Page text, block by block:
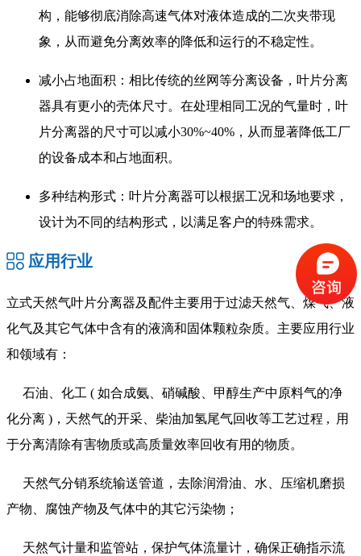
构，能够彻底消除高速气体对液体造成的二次夹带现
象，从而避免分离效率的降低和运行的不稳定性。
减小占地面积：相比传统的丝网等分离设备，叶片分离
器具有更小的壳体尺寸。在处理相同工况的气量时，叶
片分离器的尺寸可以减小30%~40%，从而显著降低工厂
的设备成本和占地面积。
多种结构形式：叶片分离器可以根据工况和场地要求，
设计为不同的结构形式，以满足客户的特殊需求。
应用行业
立式天然气叶片分离器及配件主要用于过滤天然气、煤气、液
化气及其它气体中含有的液滴和固体颗粒杂质。主要应用行业
和领域有：
石油、化工 ( 如合成氨、硝碱酸、甲醇生产中原料气的净
化分离 )，天然气的开采、柴油加氢尾气回收等工艺过程 , 用
于分离清除有害物质或高质量效率回收有用的物质。
天然气分销系统输送管道，去除润滑油、水、压缩机磨损
产物、腐蚀产物及气体中的其它污染物；
天然气计量和监管站，保护气体流量计，确保正确指示流